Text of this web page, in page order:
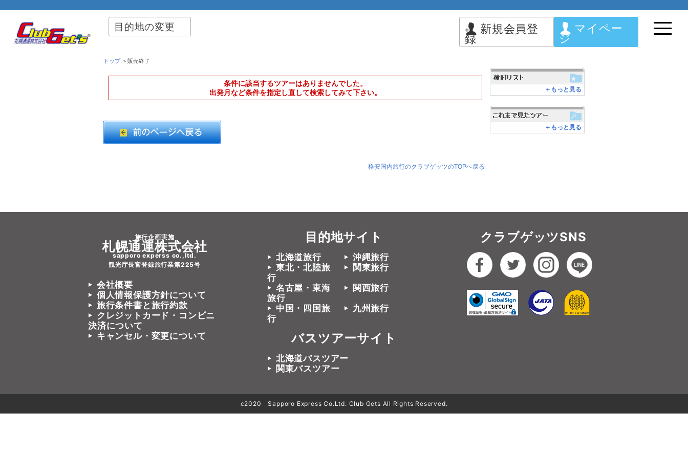
目的地の変更 新規会員登
録
マイペー
ジ
トップ＞販売終了
条件に該当するツアーはありませんでした。
出発月など条件を指定し直して検索してみて下さい。
格安国内旅行のクラブゲッツのTOPへ戻る
＋もっと見る
＋もっと見る
旅行企画実施
札幌通運株式会社
sapporo experss co.,ltd.
観光庁長官登録旅行業第225号
会社概要
個人情報保護方針について
旅行条件書と旅行約款
クレジットカード・コンビニ
決済について
キャンセル・変更について
目的地サイト
北海道旅行
沖縄旅行
東北・北陸旅
行
関東旅行
名古屋・東海
旅行
関西旅行
中国・四国旅
行
九州旅行
バスツアーサイト
北海道バスツアー
関東バスツアー
クラブゲッツSNS
c2020 Sapporo Express Co.Ltd. Club Gets All Rights Reserved.